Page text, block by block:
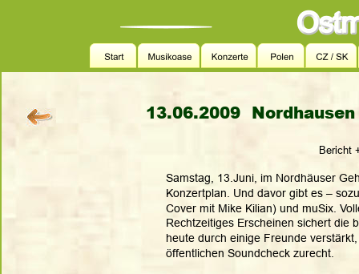
13.06.2009
Samstag, 13.Juni, im Nordhäuser
Konzertplan. Und davor gibt es –
Cover mit Mike Kilian) und muSix.
Rechtzeitiges Erscheinen sichert die
heute durch einige Freunde
öffentlichen Soundcheck zurecht.